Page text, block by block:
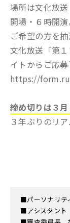
場所は文化放
開場・６時開演
ご希望の方を抽
文化放送「第
イトからご応募
https://
締め切りは３月
３年ぶりのリ
■パーソナリ
■アシスタン